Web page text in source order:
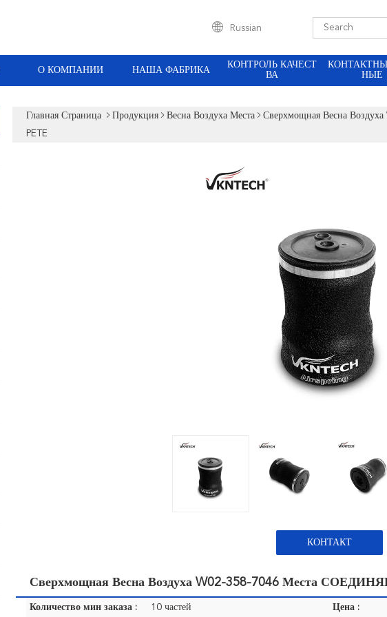
Russian
О КОМПАНИИ НАША ФАБРИКА
КОНТРОЛЬ КАЧЕСТ
ВА
НЫЕ
Главная Страница Продукция Весна Воздуха Места
Сверхмощная Весна
PETE
КОНТАКТ
Сверхмощная Весна Воздуха W02-358-7046 Места
Количество мин заказа : 10 частей Цена :